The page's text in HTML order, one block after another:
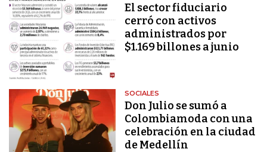
El sector fiduciario
cerró con activos
administrados por
$1.169 billones a junio
SOCIALES
Don Julio se sumó a
Colombiamoda con una
celebración en la ciudad
de Medellín